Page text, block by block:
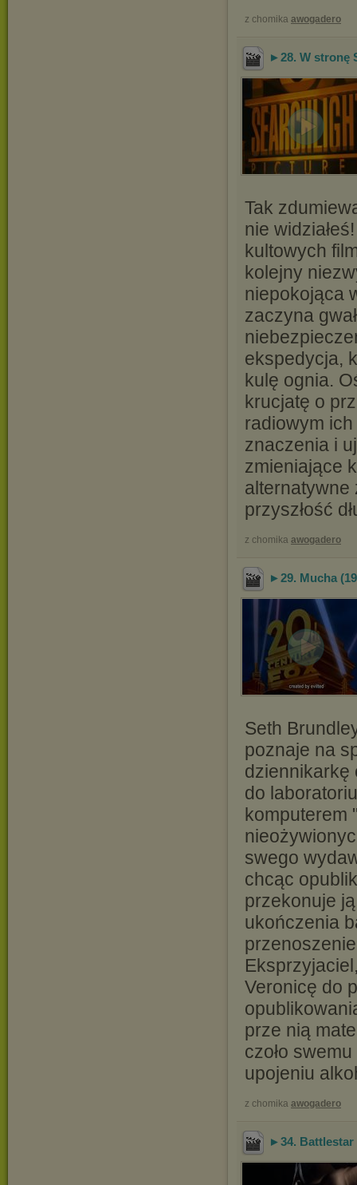
z chomika awogadero
►28. W stronę
Tak
nie
kultowych
kolejny
niepokojąca
zaczyna
ekspedycja,
kulę ognia.
krucjatę o
radiowym
znaczenia i
zmieniające
alternatywne
przyszłość
z chomika awogadero
►29. Mucha
Seth
poznaje na
dziennikarkę
do
komputerem
swego
chcąc
przekonuje
ukończenia
Veronicę do
prze nią
czoło
upojeniu
z chomika awogadero
►34. Battlestar